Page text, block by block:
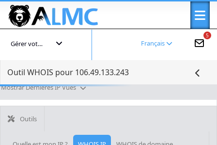
5
Français
Gérer votre compte
Outil WHOIS pour 106.49.133.243
Mostrar Dernières IP Vues
Outils